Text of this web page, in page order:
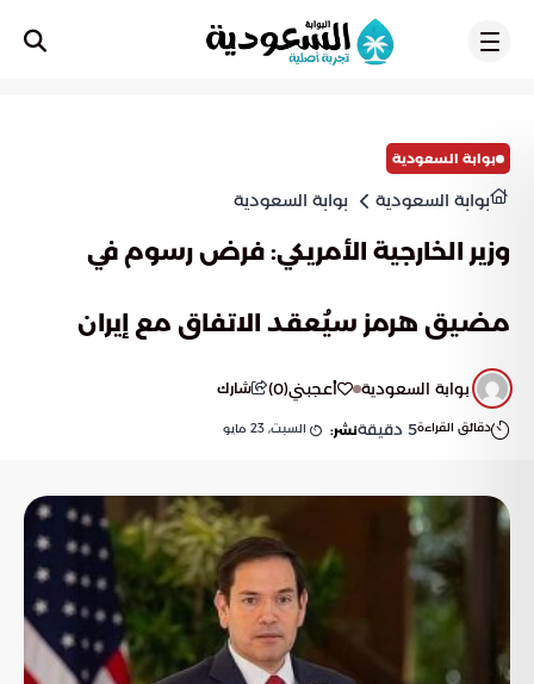
بوابة السعودية
بوابة السعودية بوابة السعودية
وزير الخارجية الأمريكي: فرض رسوم في
مضيق هرمز سيُعقد الاتفاق مع إيران
بوابة السعودية أعجبني(
0
) شارك
دقائق القراءة5 دقيقةنشر: السبت, 23 مايو